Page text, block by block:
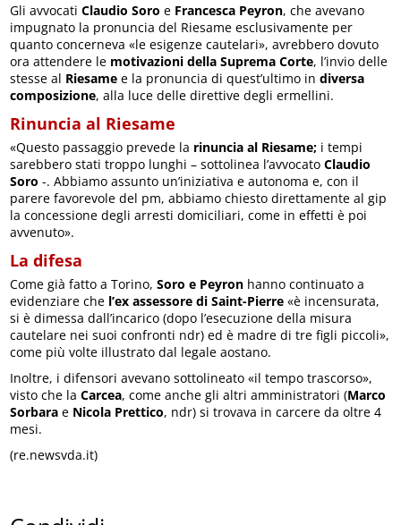
Gli avvocatiClaudio Soro e Francesca Peyron, che avevano
impugnato la pronuncia del Riesame esclusivamente per
quanto concerneva «le esigenze cautelari», avrebbero dovuto
ora attendere le motivazioni della Suprema Corte, l’invio delle
stesse al Riesame e la pronuncia di quest’ultimo indiversa
composizione, alla luce delle direttive degli ermellini.
Rinuncia al Riesame
«Questo passaggio prevede la rinuncia al Riesame; i tempi
sarebbero stati troppo lunghi – sottolinea l’avvocatoClaudio
Soro -. Abbiamo assunto un’iniziativa e autonoma e, con il
parere favorevole del pm, abbiamo chiesto direttamente al gip
la concessione degli arresti domiciliari, come in effetti è poi
avvenuto».
La difesa
Come già fatto a Torino,Soro e Peyron hanno continuato a
evidenziare che l’ex assessore di Saint-Pierre «è incensurata,
si è dimessa dall’incarico (dopo l’esecuzione della misura
cautelare nei suoi confronti ndr) ed è madre di tre figli piccoli»,
come più volte illustrato dal legale aostano.
Inoltre, i difensori avevano sottolineato «il tempo trascorso»,
visto che laCarcea, come anche gli altri amministratori (Marco
Sorbara e Nicola Prettico, ndr) si trovava in carcere da oltre 4
mesi.
(re.newsvda.it)